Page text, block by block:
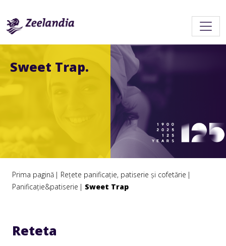
Sweet Trap.
Prima pagină
Rețete panificație, patiserie și cofetărie
Panificație&patiserie
Sweet Trap
Reteta